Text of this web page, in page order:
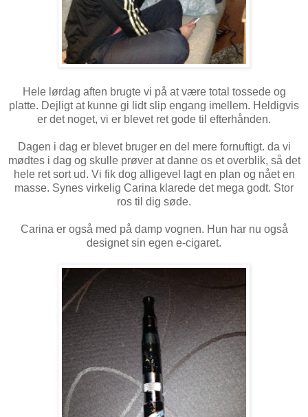
Hele lørdag aften brugte vi på at være total tossede og
platte. Dejligt at kunne gi lidt slip engang imellem. Heldigvis
er det noget, vi er blevet ret gode til efterhånden.
Dagen i dag er blevet bruger en del mere fornuftigt. da vi
mødtes i dag og skulle prøver at danne os et overblik, så det
hele ret sort ud. Vi fik dog alligevel lagt en plan og nået en
masse. Synes virkelig Carina klarede det mega godt. Stor
ros til dig søde.
Carina er også med på damp vognen. Hun har nu også
designet sin egen e-cigaret.